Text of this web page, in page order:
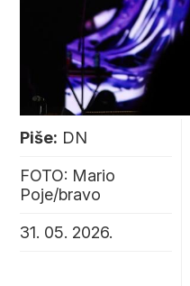
Piše: DN
FOTO: Mario
Poje/bravo
31. 05. 2026.